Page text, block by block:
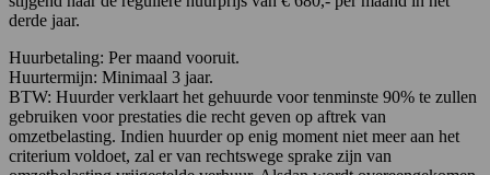
derde jaar.
Huurbetaling: Per maand vooruit.
Huurtermijn: Minimaal 3 jaar.
BTW: Huurder verklaart het gehuurde voor tenminste 90% te zullen
gebruiken voor prestaties die recht geven op aftrek van
omzetbelasting. Indien huurder op enig moment niet meer aan het
criterium voldoet, zal er van rechtswege sprake zijn van